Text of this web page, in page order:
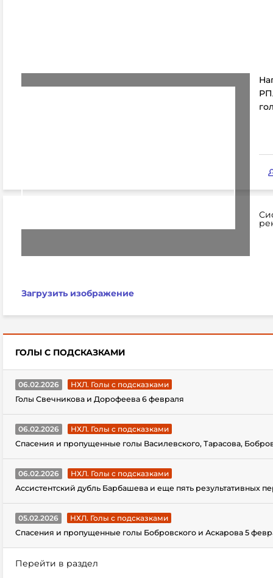
Загрузить изображение
ГОЛЫ С ПОДСКАЗКАМИ
06.02.2026
НХЛ. Голы с подсказками
Голы Свечникова и Дорофеева 6 февраля
06.02.2026
НХЛ. Голы с подсказками
Спасения и пропущенные голы Василевского, Тарасова,
06.02.2026
НХЛ. Голы с подсказками
Ассистентский дубль Барбашева и еще пять результативных
05.02.2026
НХЛ. Голы с подсказками
Спасения и пропущенные голы Бобровского и Аскарова 5
Перейти в раздел